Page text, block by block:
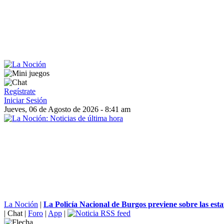
Regístrate
Iniciar Sesión
Jueves, 06 de Agosto de 2026 - 8:41 am
La Noción | La Policía Nacional de Burgos previene sobre las
| Chat | Foro | App |